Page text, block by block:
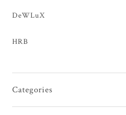
DeWLuX
HRB
Categories